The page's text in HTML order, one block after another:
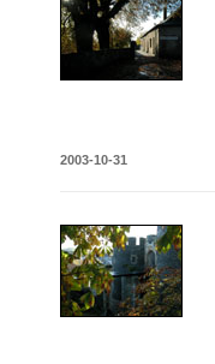
2003-10-31